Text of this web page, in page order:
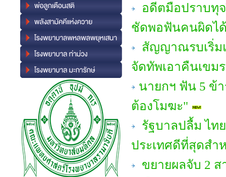
อดีตมือปราบทุ
ชัดพอฟันคนผิดไ
สัญญาณรบเริ่ม
จัดทัพเอาคืนเขมร
นายกฯ ฟัน 5 ข้
ต้องโมฆะ"
รัฐบาลปลื้ม ไท
ประเทศดีที่สุดสำ
ขยายผลจับ 2